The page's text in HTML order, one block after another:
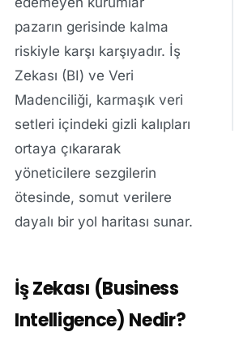
pazarın gerisinde kalma
riskiyle karşı karşıyadır. İş
Zekası (BI) ve Veri
Madenciliği, karmaşık veri
setleri içindeki gizli kalıpları
ortaya çıkararak
yöneticilere sezgilerin
ötesinde, somut verilere
dayalı bir yol haritası sunar.
İş Zekası (Business
Intelligence) Nedir?